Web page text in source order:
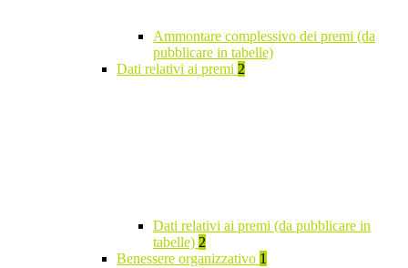
Ammontare complessivo dei premi (da
pubblicare in tabelle)
Dati relativi ai premi 2
Dati relativi ai premi (da pubblicare in
tabelle) 2
Benessere organizzativo 1